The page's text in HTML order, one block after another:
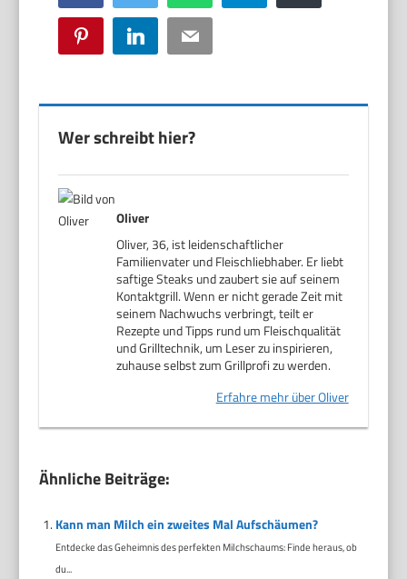
Pinterest LinkedIn Email
Wer schreibt hier?
Oliver
Oliver, 36, ist leidenschaftlicher
Familienvater und Fleischliebhaber. Er liebt
saftige Steaks und zaubert sie auf seinem
Kontaktgrill. Wenn er nicht gerade Zeit mit
seinem Nachwuchs verbringt, teilt er
Rezepte und Tipps rund um Fleischqualität
und Grilltechnik, um Leser zu inspirieren,
zuhause selbst zum Grillprofi zu werden.
Erfahre mehr über Oliver
Ähnliche Beiträge:
Kann man Milch ein zweites Mal Aufschäumen?
Entdecke das Geheimnis des perfekten Milchschaums: Finde heraus, ob
du...